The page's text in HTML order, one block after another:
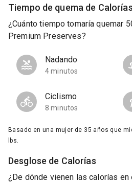
Tiempo de quema de Calorías
¿Cuánto tiempo tomaría quemar
Premium Preserves?
Nadando
4 minutos
Ciclismo
8 minutos
Basado en una mujer de 35 años que
lbs.
Desglose de Calorías
¿De dónde vienen las calorías en